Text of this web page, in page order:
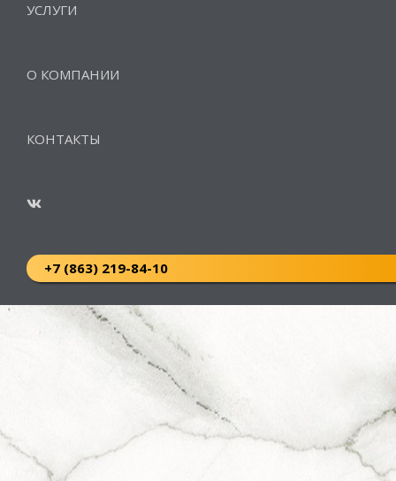
УСЛУГИ
О КОМПАНИИ
КОНТАКТЫ
+7 (863) 219-84-10